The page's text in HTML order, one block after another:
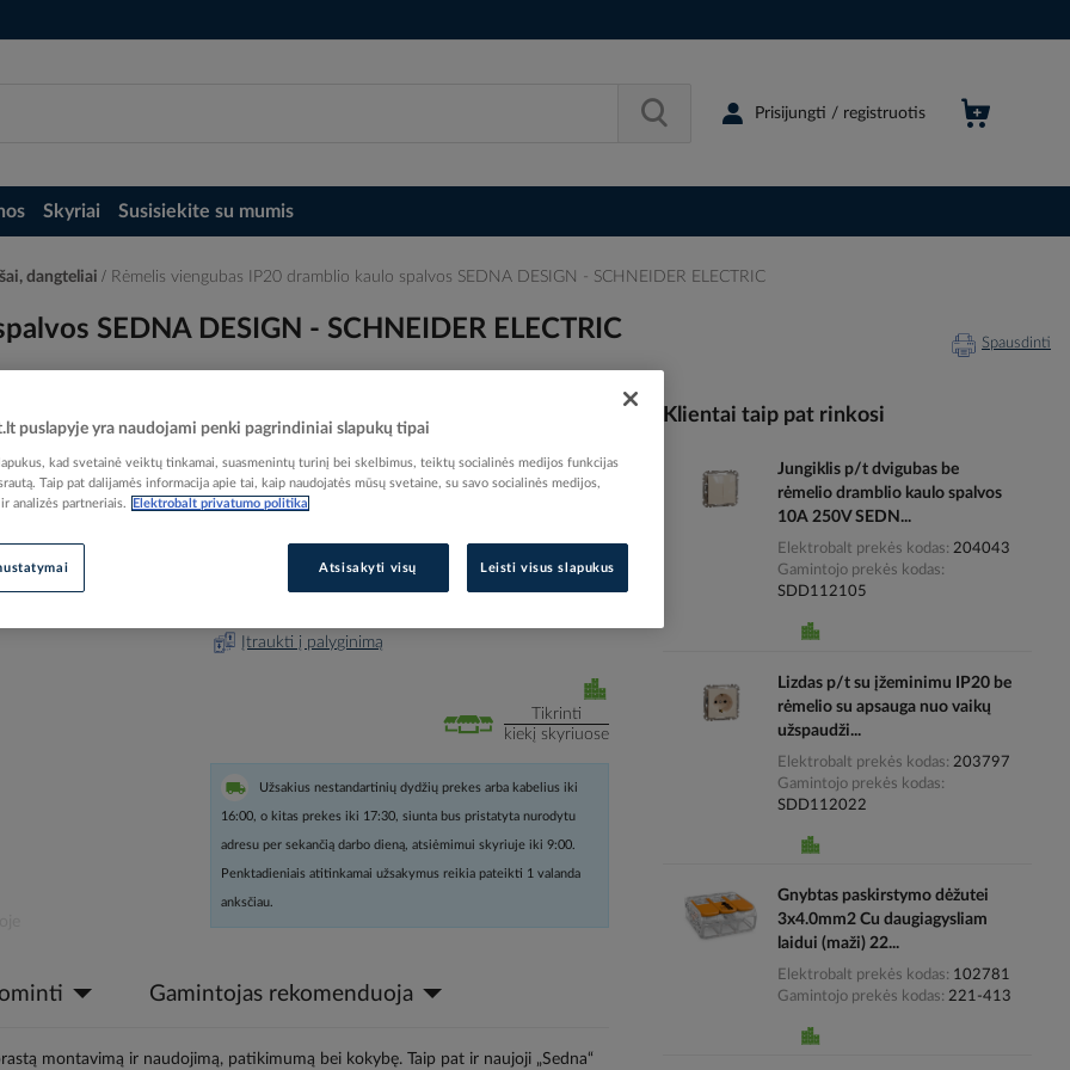
Prisijungti / registruotis
Skyriai Susisiekite su mumis
dangteliai Rėmelis viengubas IP20 dramblio kaulo spalvos SEDNA DESIGN - SCHNEIDER ELECTRIC
SEDNA DESIGN - SCHNEIDER ELECTRIC Spausdinti
Elektrobalt prekės kodas
203739
EAN kodas
Įtraukti į palyginimą
Tikrinti
kiekį skyriuose
Užsakius nestandartinių dydžių prekes arba kabelius iki
16:00, o kitas prekes iki 17:30, siunta bus pristatyta nurodytu
adresu per sekančią darbo dieną, atsiėmimui skyriuje iki 9:00.
Penktadieniais atitinkamai užsakymus reikia pateikti 1 valanda
anksčiau.
Gamintojas rekomenduoja
montavimą ir naudojimą, patikimumą bei kokybę. Taip pat ir naujoji „Sedna“
Klientai taip pat rinkosi
Jungiklis p/t dvigubas be
rėmelio dramblio kaulo spalvos
10A 250V SEDN...
Elektrobalt prekės kodas 204043
Gamintojo prekės kodas
SDD112105
Lizdas p/t su įžeminimu IP20 be
rėmelio su apsauga nuo vaikų
užspaudži...
Elektrobalt prekės kodas
203797
Gamintojo prekės kodas
SDD112022
Gnybtas paskirstymo dėžutei
3x4.0mm2 Cu daugiagysliam
laidui (maži) 22...
Elektrobalt prekės kodas
102781
Gamintojo prekės kodas
221-413
puslapyje yra naudojami penki pagrindiniai slapukų tipai
kad svetainė veiktų tinkamai, suasmenintų turinį bei skelbimus, teiktų socialinės medijos funkcijas
Taip pat dalijamės informacija apie tai, kaip naudojatės mūsų svetaine, su savo socialinės medijos,
analizės partneriais.
Elektrobalt privatumo politika
Atsisakyti visų Leisti visus slapukus